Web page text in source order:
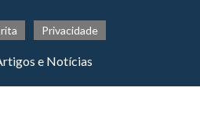
Privacidade
e Notícias